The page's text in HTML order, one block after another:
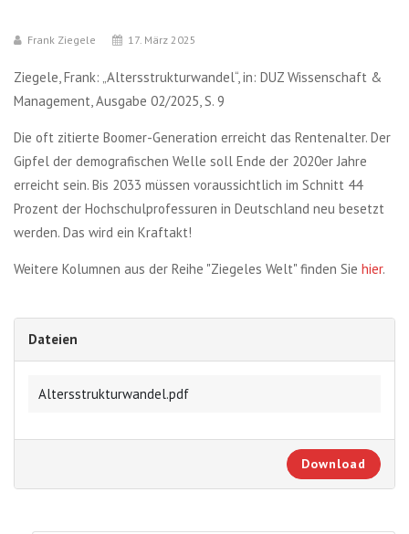
Frank Ziegele 17. März 2025
Ziegele, Frank: „Altersstrukturwandel“, in: DUZ Wissenschaft &
Management, Ausgabe 02/2025, S. 9
Die oft zitierte Boomer-Generation erreicht das Rentenalter. Der
Gipfel der demografischen Welle soll Ende der 2020er Jahre
erreicht sein. Bis 2033 müssen voraussichtlich im Schnitt 44
Prozent der Hochschulprofessuren in Deutschland neu besetzt
werden. Das wird ein Kraftakt!
Weitere Kolumnen aus der Reihe "Ziegeles Welt" finden Sie hier.
Dateien
Altersstrukturwandel.pdf
Download